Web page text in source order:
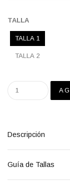
TALLA
TALLA 1
TALLA 2
Descripción
Guía de Tallas